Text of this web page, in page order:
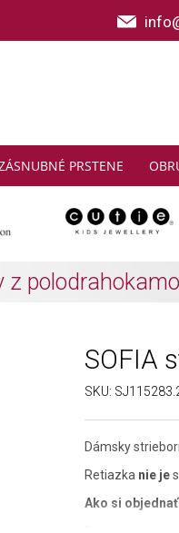
PRSTENE
a ušetrite Zistiť viac
SOFIA
SKU:
Dámsky
Retiazka nie je
Ako si